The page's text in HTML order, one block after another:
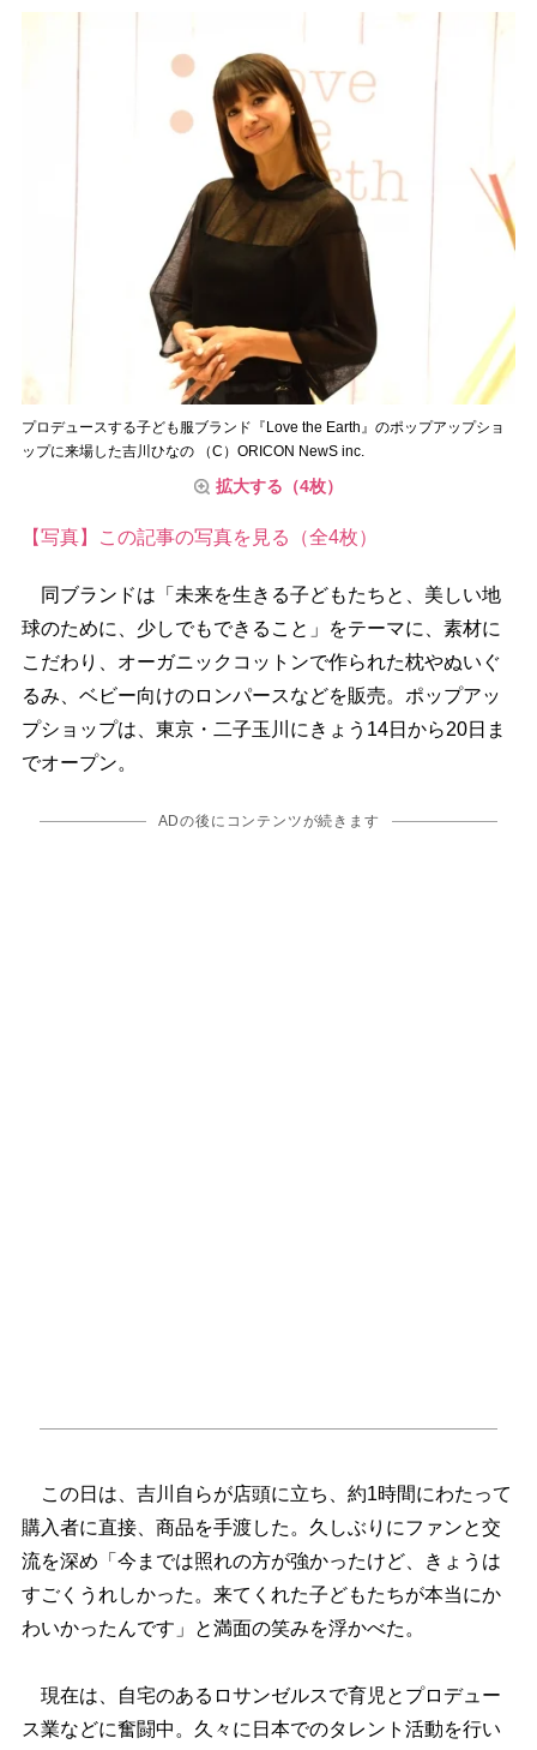
プロデュースする子ども服ブランド『Love the Earth』のポップアップショ
ップに来場した吉川ひなの （C）ORICON NewS inc.
拡大する（4枚）
【写真】この記事の写真を見る（全4枚）
同ブランドは「未来を生きる子どもたちと、美しい地
球のために、少しでもできること」をテーマに、素材に
こだわり、オーガニックコットンで作られた枕やぬいぐ
るみ、ベビー向けのロンパースなどを販売。ポップアッ
プショップは、東京・二子玉川にきょう14日から20日ま
でオープン。
ADの後にコンテンツが続きます
この日は、吉川自らが店頭に立ち、約1時間にわたって
購入者に直接、商品を手渡した。久しぶりにファンと交
流を深め「今までは照れの方が強かったけど、きょうは
すごくうれしかった。来てくれた子どもたちが本当にか
わいかったんです」と満面の笑みを浮かべた。
現在は、自宅のあるロサンゼルスで育児とプロデュー
ス業などに奮闘中。久々に日本でのタレント活動を行い